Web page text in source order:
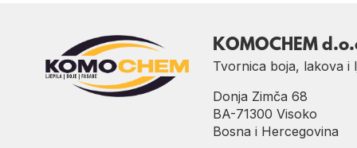
KOMOCHEM
Tvornica boja, lakova i
Donja Zimča 68
BA-71300 Visoko
Bosna i Hercegovina